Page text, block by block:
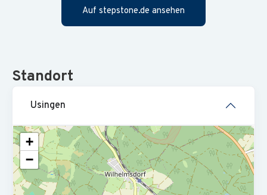
Ganzheitliche Betreuung:
Du betreust Deine
monatliche Reportings für Unternehmen aller
Rechtsformen (hauptsächlich GmbH) und lieferst
qualitativ hochwertige Arbeit
Ansprechperson für Deine Mandantschaft in allen
steuerlichen und betriebswirtschaftlichen Fragen und
bietest kompetente Lösungen
Prozessoptimierung und Qualitätskontrolle:Du
Auf stepstone.de ansehen
Standort
Usingen
+
−